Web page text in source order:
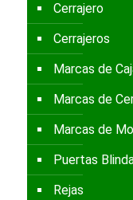
Cerrajero
Cerrajeros
Marcas de
Marcas de
Marcas de
Puertas
Rejas